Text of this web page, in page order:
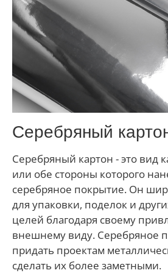
Серебряный
Серебряный картон - это вид
или обе стороны которого
серебряное покрытие. Он
для упаковки, поделок и
целей благодаря своему
внешнему виду. Серебряное
придать проектам
сделать их более заметными.